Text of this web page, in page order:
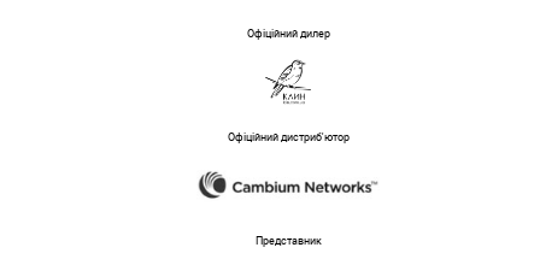
Офіційний дилер
Офіційний дистриб'ютор
Представник